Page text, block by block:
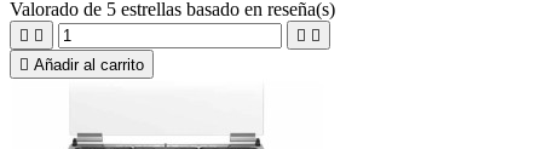
Valorado de 5 estrellas basado en reseña(s)
   
 Añadir al carrito